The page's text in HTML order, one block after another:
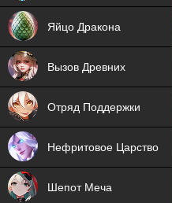
Яйцо Дракона
NEW
Вызов Древних
ХИТ
Отряд Поддержки
ХИТ
Нефритовое Царство
Шепот Меча